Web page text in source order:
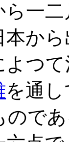
ら一
本か
よつ
を通
ので